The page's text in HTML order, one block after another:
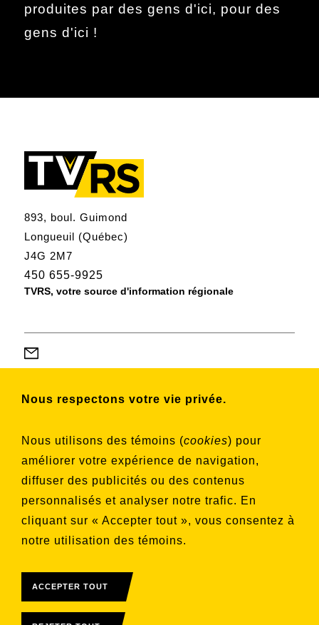
Nous respectons votre vie privée.
Nous utilisons des témoins (cookies) pour
améliorer votre expérience de navigation,
diffuser des publicités ou des contenus
personnalisés et analyser notre trafic. En
cliquant sur « Accepter tout », vous consentez à
notre utilisation des témoins.
ACCEPTER TOUT
produites par des gens d'ici, pour des
gens d'ici !
893, boul. Guimond
Longueuil (Québec)
J4G 2M7
450 655-9925
TVRS, votre source d'information régionale
connaître nos activités et nos émissions.
Choisissez les listes auxquelles vous
souhaitez vous inscrire
Aucune liste sélectionnée